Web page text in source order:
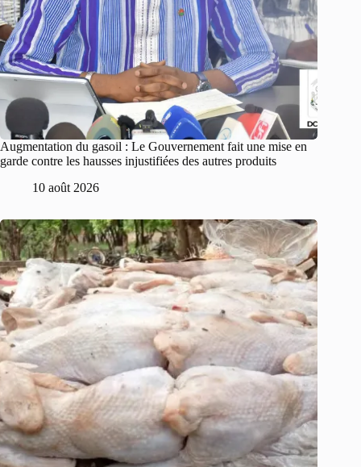
Augmentation du gasoil : Le Gouvernement fait une mise en
garde contre les hausses injustifiées des autres produits
10 août 2026